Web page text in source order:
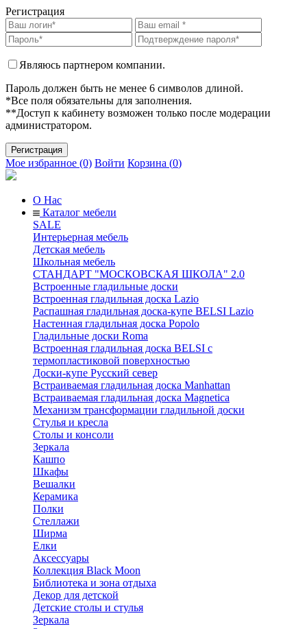
Регистрация
Являюсь партнером компании.
Пароль должен быть не менее 6 символов длиной.
*Все поля обязательны для заполнения.
**Доступ к кабинету возможен только после модерации
администратором.
Мое избранное (0) Войти Корзина (0)
О Нас
Каталог мебели
SALE
Интерьерная мебель
Детская мебель
Школьная мебель
СТАНДАРТ "МОСКОВСКАЯ ШКОЛА" 2.0
Встроенные гладильные доски
Встроенная гладильная доска Lazio
Распашная гладильная доска-купе BELSI Lazio
Настенная гладильная доска Popolo
Гладильные доски Roma
Встроенная гладильная доска BELSI с
термопластиковой поверхностью
Доски-купе Русский север
Встраиваемая гладильная доска Manhattan
Встраиваемая гладильная доска Magnetica
Механизм трансформации гладильной доски
Стyлья и кресла
Столы и консоли
Зеркала
Кашпо
Шкафы
Вешалки
Керамика
Полки
Стеллажи
Ширма
Елки
Аксессуары
Коллекция Black Moon
Библиотека и зона отдыха
Декор для детской
Детские столы и стулья
Зеркала